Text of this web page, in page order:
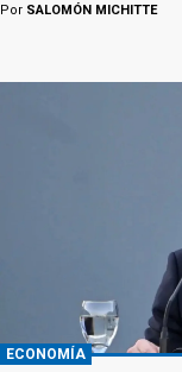
Por SALOMÓN MICHITTE
ECONOMÍA